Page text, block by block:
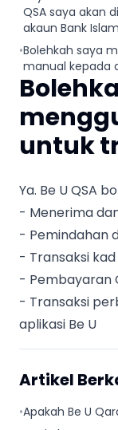
QSA saya akan
akaun Bank
•Bolehkah saya
manual kepada
untuk
Ya. Be U QSA
- Menerima
- Pemindahan
- Transaksi
- Pembayaran
- Transaksi
aplikasi Be U
Artikel
•Apakah Be U